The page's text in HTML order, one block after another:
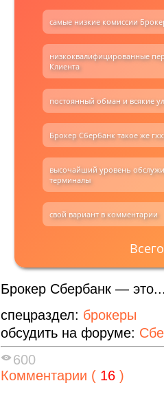
самые низкие комиссии
низкоквалифицированные
Клиента
постоянный обман и всякие
Брокер Сбербанк такое же
высочайший уровень
терминалы
свой вариант в комментарии
Брокер Сбербанк —
спецраздел: брокеры
обсудить на форуме:
600
Комментарии ( 16 )